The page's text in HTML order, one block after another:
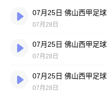
07月28日
07月28日
07月28日